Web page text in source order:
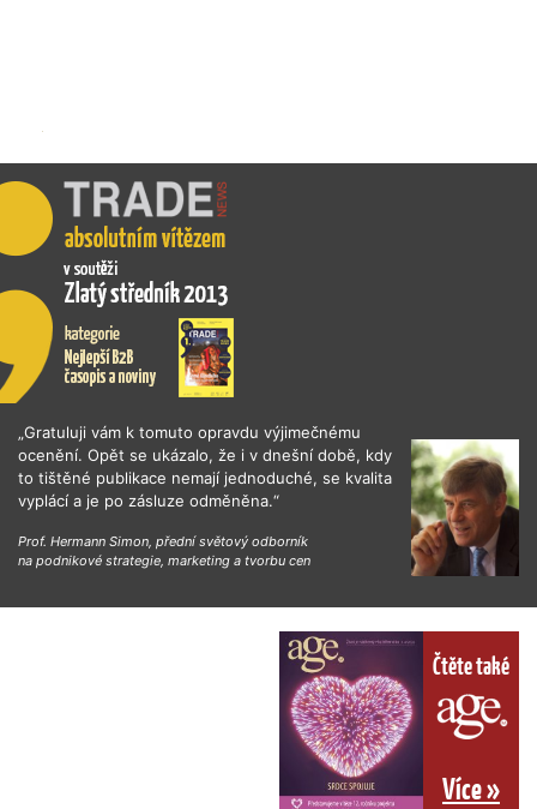
„Gratuluji vám k tomuto opravdu výjimečnému
ocenění. Opět se ukázalo, že i v dnešní době, kdy
to tištěné publikace nemají jednoduché, se kvalita
vyplácí a je po zásluze odměněna.“
Prof. Hermann Simon, přední světový odborník
na podnikové strategie, marketing a tvorbu cen
Čtěte také
Více »